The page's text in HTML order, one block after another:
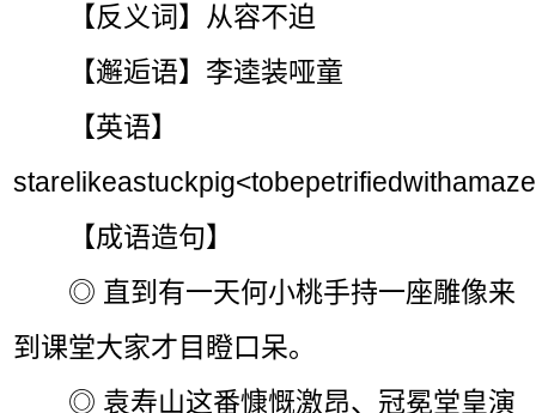
【反义词】从容不迫
【邂逅语】李逵装哑童
【英语】
【成语造句】
◎ 直到有一天何小桃手持一座雕像来
到课堂大家才目瞪口呆。
◎ 袁寿山这番慷慨激昂、冠冕堂皇演